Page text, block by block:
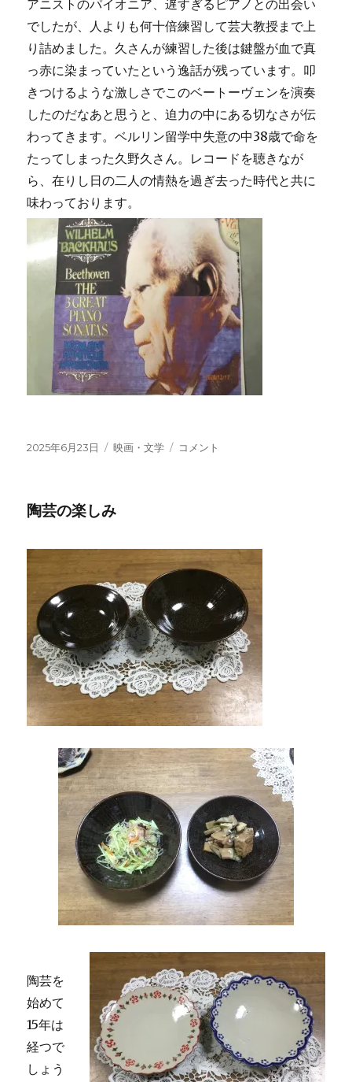
アニストのパイオニア、遅すぎるピアノとの出会い
でしたが、人よりも何十倍練習して芸大教授まで上
り詰めました。久さんが練習した後は鍵盤が血で真
っ赤に染まっていたという逸話が残っています。叩
きつけるような激しさでこのベートーヴェンを演奏
したのだなあと思うと、迫力の中にある切なさが伝
わってきます。ベルリン留学中失意の中38歳で命を
たってしまった久野久さん。レコードを聴きなが
ら、在りし日の二人の情熱を過ぎ去った時代と共に
味わっております。
投
2025年6月23日
カ
ー
映画・文学
レ
わ
い、
ル
ル
ム
と
久
野
久
ん
に
想
に
コメント
陶芸の楽しみ
陶芸を
始めて
15年は
経つで
しょう